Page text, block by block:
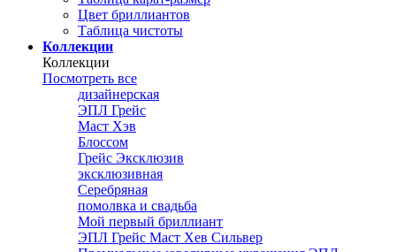
Цвет бриллиантов
Таблица чистоты
Коллекции
Коллекции
Посмотреть все
дизайнерская
ЭПЛ Грейс
Маст Хэв
Блоссом
Грейс Эксклюзив
эксклюзивная
Серебряная
помолвка и свадьба
Мой первый бриллиант
ЭПЛ Грейс Маст Хев Сильвер